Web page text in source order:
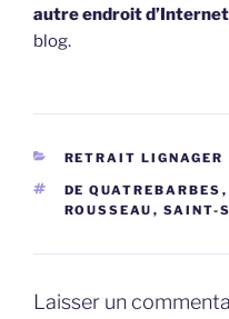
autre endroit d’Internet
blog.
CATÉGORIES
RETRAIT LIGNAGER
ÉTIQUETTES
DE QUATREBARBES ,
ROUSSEAU , SAINT-
Laisser un